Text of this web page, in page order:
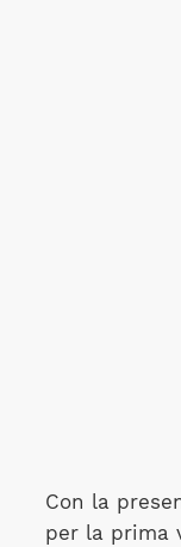
Con la
per la prima